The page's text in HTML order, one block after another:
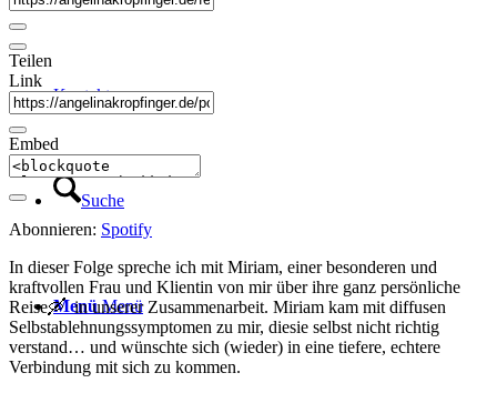
Kontakt
Suche
Menü Menü
Teilen
Link
Embed
Abonnieren: Spotify
In dieser Folge spreche ich mit Miriam, einer besonderen und
kraftvollen Frau und Klientin von mir über ihre ganz persönliche
Reise🛶 in unserer Zusammenarbeit. Miriam kam mit diffusen
Selbstablehnungssymptomen zu mir, diesie selbst nicht richtig
verstand… und wünschte sich (wieder) in eine tiefere, echtere
Verbindung mit sich zu kommen.